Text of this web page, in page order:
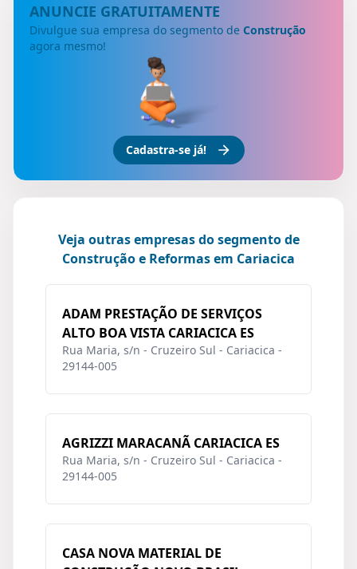
ANUNCIE GRATUITAMENTE
Divulgue sua empresa do segmento de Construção
agora mesmo!
Cadastra-se já!
Veja outras empresas do segmento de
Construção e Reformas em Cariacica
ADAM PRESTAÇÃO DE SERVIÇOS
ALTO BOA VISTA CARIACICA ES
Rua Maria, s/n - Cruzeiro Sul - Cariacica -
29144-005
AGRIZZI MARACANÃ CARIACICA ES
Rua Maria, s/n - Cruzeiro Sul - Cariacica -
29144-005
CASA NOVA MATERIAL DE